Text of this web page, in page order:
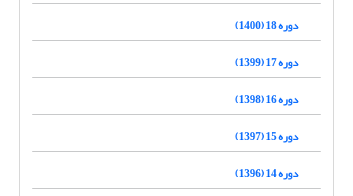
دوره 18 (1400)
دوره 17 (1399)
دوره 16 (1398)
دوره 15 (1397)
دوره 14 (1396)